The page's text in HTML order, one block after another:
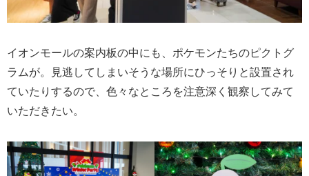
イオンモールの案内板の中にも、ポケモンたちのピクトグ
ラムが。見逃してしまいそうな場所にひっそりと設置され
ていたりするので、色々なところを注意深く観察してみて
いただきたい。